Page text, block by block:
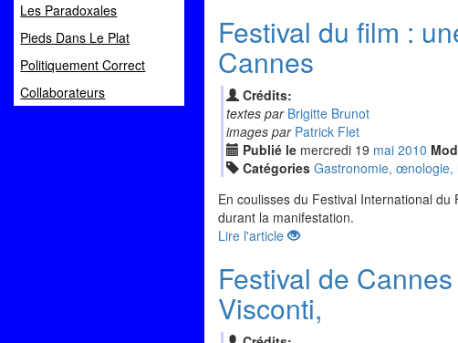
Les Paradoxales
Pieds Dans Le Plat
Politiquement Correct
Collaborateurs
Festival du film :
Cannes
Crédits:
textes par Brigitte Brunot
images par Patrick Flet
Publié le mercredi 19 mai 2010
Catégories Gastronomie, œnologie,
En coulisses du Festival International
durant la manifestation.
Lire l'article
Festival de
Visconti,